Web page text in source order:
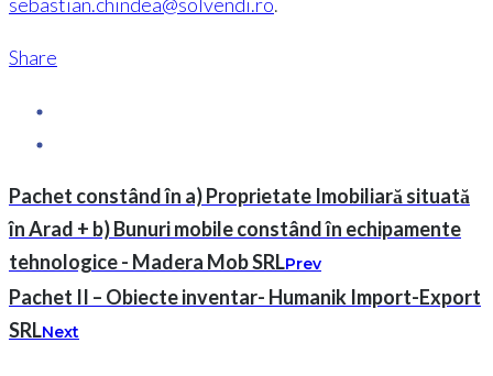
Share
Pachet constând în a) Proprietate Imobiliară situată
în Arad + b) Bunuri mobile constând în echipamente
tehnologice - Madera Mob SRLPrev
Pachet II – Obiecte inventar- Humanik Import-Export
SRLNext